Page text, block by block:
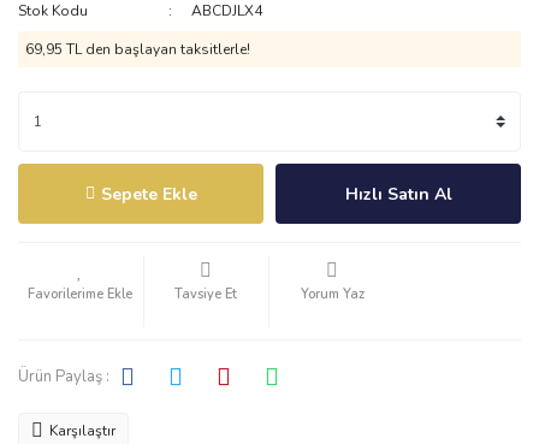
Stok Kodu
ABCDJLX4
69,95 TL den başlayan taksitlerle!
Sepete Ekle Hızlı Satın Al
Tavsiye Et Yorum Yaz
Ürün Paylaş :
Karşılaştır